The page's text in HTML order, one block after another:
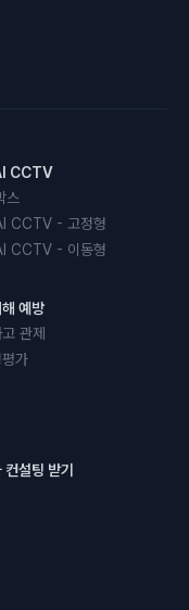
CCTV
스
CCTV - 고정형
CCTV - 이동형
예방
관제
가
컨설팅 받기